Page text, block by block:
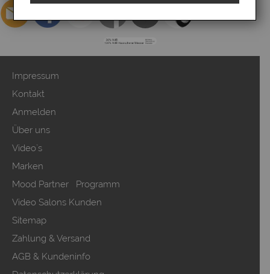
Impressum
Kontakt
Anmelden
Über uns
Video`s
Marken
Mood Partner Programm
Video Salons Kunden
Sitemap
Zahlung & Versand
AGB & Kundeninfo